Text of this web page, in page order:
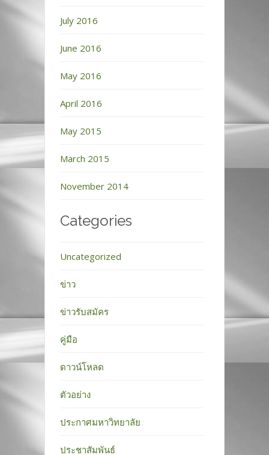
July 2016
June 2016
May 2016
April 2016
May 2015
March 2015
November 2014
Categories
Uncategorized
ข่าว
ข่าวรับสมัคร
คู่มือ
ดาวน์โหลด
ตัวอย่าง
ประกาศมหาวิทยาลัย
ประชาสัมพันธ์